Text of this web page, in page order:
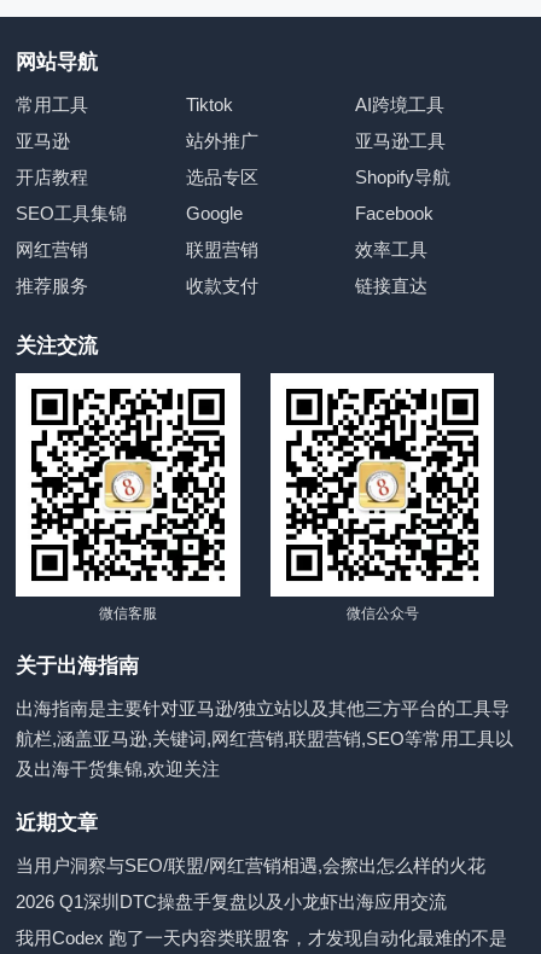
网站导航
常用工具 Tiktok
AI跨境工具
亚马逊
站外推广
亚马逊工具
开店教程
选品专区
Shopify导航
SEO工具集锦
Google
Facebook
网红营销
联盟营销
效率工具
推荐服务
收款支付 链接直达
关注交流
微信客服 微信公众号
关于出海指南
出海指南是主要针对亚马逊/独立站以及其他三方平台的工具导
航栏,涵盖亚马逊,关键词,网红营销,联盟营销,SEO等常用工具以
及出海干货集锦,欢迎关注
近期文章
当用户洞察与SEO/联盟/网红营销相遇,会擦出怎么样的火花
2026 Q1深圳DTC操盘手复盘以及小龙虾出海应用交流
我用Codex 跑了一天内容类联盟客，才发现自动化最难的不是